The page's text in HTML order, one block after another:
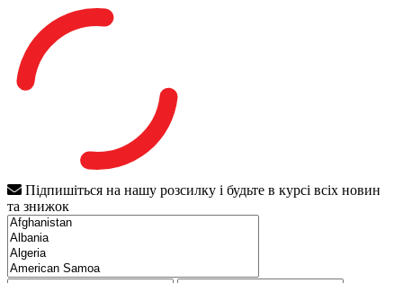
Підпишіться на нашу розсилку і будьте в курсі всіх новин
та знижок